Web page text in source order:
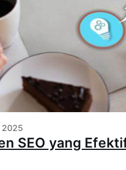
2025
SEO yang